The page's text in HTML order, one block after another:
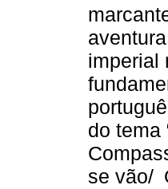
imperial
do tema
se vão/